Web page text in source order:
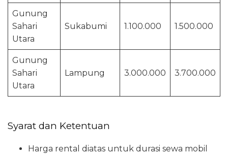
Gunung
Sahari
Utara
Sukabumi 1.100.000 1.500.000
Gunung
Sahari
Utara
Lampung 3.000.000 3.700.000
Syarat dan Ketentuan
Harga rental diatas untuk durasi sewa mobil